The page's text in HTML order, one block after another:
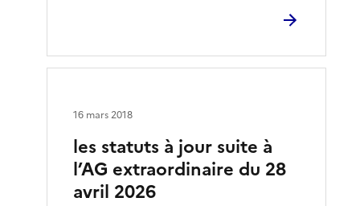
les statuts à jour suite à
l’AG extraordinaire du 28
avril 2026
16 mars 2018